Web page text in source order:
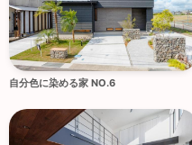
自分色に染める家 NO.6